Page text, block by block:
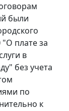
были
"О плате за
в
без учета
по
к